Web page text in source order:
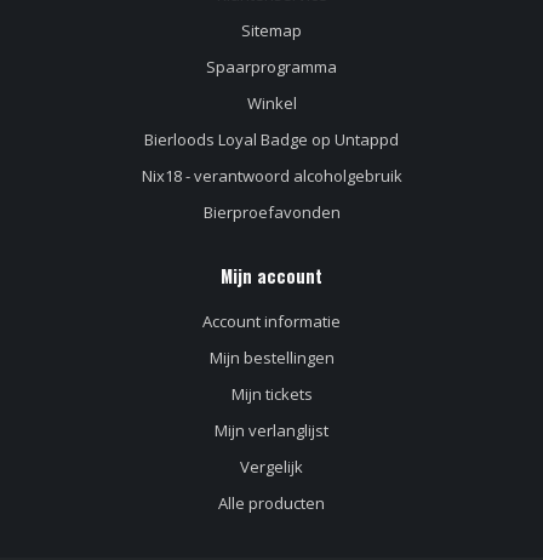
Sitemap
Spaarprogramma
Winkel
Bierloods Loyal Badge op Untappd
Nix18 - verantwoord alcoholgebruik
Bierproefavonden
Mijn account
Account informatie
Mijn bestellingen
Mijn tickets
Mijn verlanglijst
Vergelijk
Alle producten